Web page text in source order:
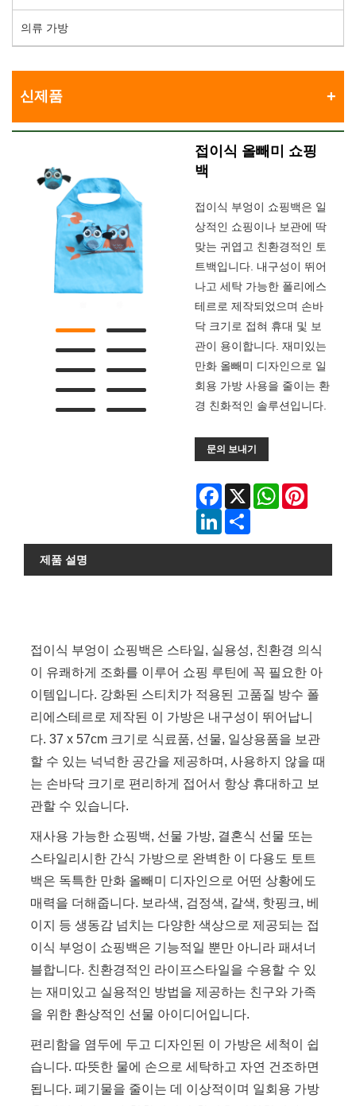
의류 가방
신제품
접이식 올빼미 쇼핑
백
접이식 부엉이 쇼핑백은 일
상적인 쇼핑이나 보관에 딱
맞는 귀엽고 친환경적인 토
트백입니다. 내구성이 뛰어
나고 세탁 가능한 폴리에스
테르로 제작되었으며 손바
닥 크기로 접혀 휴대 및 보
관이 용이합니다. 재미있는
만화 올빼미 디자인으로 일
회용 가방 사용을 줄이는 환
경 친화적인 솔루션입니다.
문의 보내기
Facebook
X WhatsApp
LinkedIn
제품 설명
접이식 부엉이 쇼핑백은 스타일, 실용성, 친환경 의식
이 유쾌하게 조화를 이루어 쇼핑 루틴에 꼭 필요한 아
이템입니다. 강화된 스티치가 적용된 고품질 방수 폴
리에스테르로 제작된 이 가방은 내구성이 뛰어납니
다. 37 x 57cm 크기로 식료품, 선물, 일상용품을 보관
할 수 있는 넉넉한 공간을 제공하며, 사용하지 않을 때
는 손바닥 크기로 편리하게 접어서 항상 휴대하고 보
관할 수 있습니다.
재사용 가능한 쇼핑백, 선물 가방, 결혼식 선물 또는
스타일리시한 간식 가방으로 완벽한 이 다용도 토트
백은 독특한 만화 올빼미 디자인으로 어떤 상황에도
매력을 더해줍니다. 보라색, 검정색, 갈색, 핫핑크, 베
이지 등 생동감 넘치는 다양한 색상으로 제공되는 접
이식 부엉이 쇼핑백은 기능적일 뿐만 아니라 패셔너
블합니다. 친환경적인 라이프스타일을 수용할 수 있
는 재미있고 실용적인 방법을 제공하는 친구와 가족
을 위한 환상적인 선물 아이디어입니다.
편리함을 염두에 두고 디자인된 이 가방은 세척이 쉽
습니다. 따뜻한 물에 손으로 세탁하고 자연 건조하면
됩니다. 폐기물을 줄이는 데 이상적이며 일회용 가방